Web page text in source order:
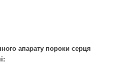
апарату пороки серця